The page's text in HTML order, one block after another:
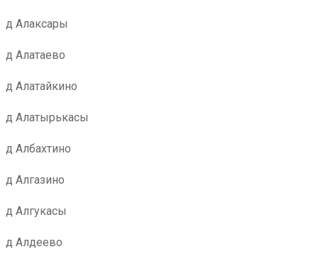
д Алаксары
д Алатаево
д Алатайкино
д Алатырькасы
д Албахтино
д Алгазино
д Алгукасы
д Алдеево